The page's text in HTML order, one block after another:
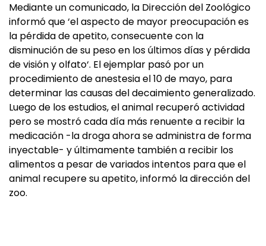
Mediante un comunicado, la Dirección del Zoológico
informó que ‘el aspecto de mayor preocupación es
la pérdida de apetito, consecuente con la
disminución de su peso en los últimos días y pérdida
de visión y olfato‘. El ejemplar pasó por un
procedimiento de anestesia el 10 de mayo, para
determinar las causas del decaimiento generalizado.
Luego de los estudios, el animal recuperó actividad
pero se mostró cada día más renuente a recibir la
medicación -la droga ahora se administra de forma
inyectable- y últimamente también a recibir los
alimentos a pesar de variados intentos para que el
animal recupere su apetito, informó la dirección del
zoo.